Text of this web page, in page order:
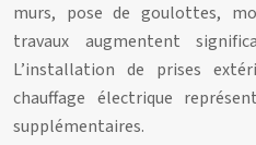
murs, pose de goulottes,
travaux augmentent
L’installation de prises
chauffage électrique
supplémentaires.